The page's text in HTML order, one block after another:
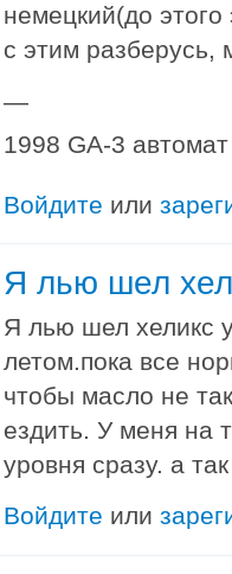
немецкий(до этого
с этим разберусь,
—
1998 GA-3
Войдите или
Я лью шел
Я лью шел хеликс
летом.пока все
чтобы масло не
ездить. У меня на
уровня сразу. а
Войдите или